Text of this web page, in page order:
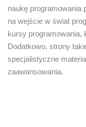
naukę programowania
na wejście w świat
kursy programowania,
Dodatkowo, strony
specjalistyczne
zaawansowania.